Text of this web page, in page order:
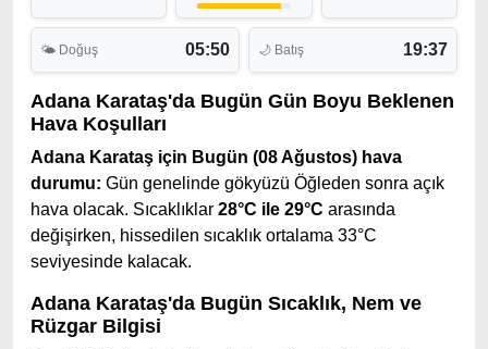
🌤 Doğuş 05:50 🌙 Batış 19:37
Adana Karataş'da Bugün Gün Boyu Beklenen
Hava Koşulları
Adana Karataş için Bugün (08 Ağustos) hava
durumu: Gün genelinde gökyüzü Öğleden sonra açık
hava olacak. Sıcaklıklar 28°C ile 29°C arasında
değişirken, hissedilen sıcaklık ortalama 33°C
seviyesinde kalacak.
Adana Karataş'da Bugün Sıcaklık, Nem ve
Rüzgar Bilgisi